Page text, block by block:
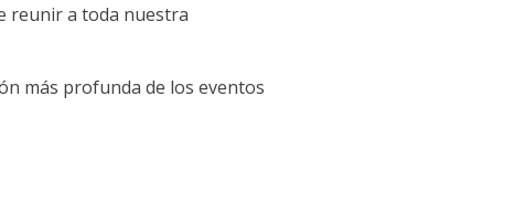
reunir a toda nuestra
más profunda de los eventos